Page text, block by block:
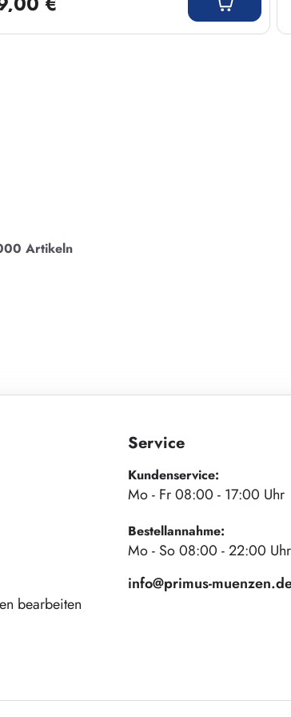
Artikeln
bearbeiten
Service
Kundenservice:
Mo - Fr 08:00 - 17:00 Uhr
Bestellannahme:
Mo - So 08:00 - 22:00 Uhr
info@primus-